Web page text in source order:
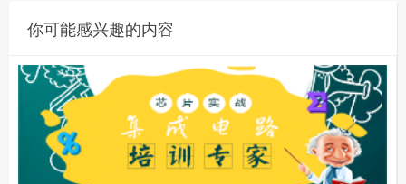
你可能感兴趣的内容